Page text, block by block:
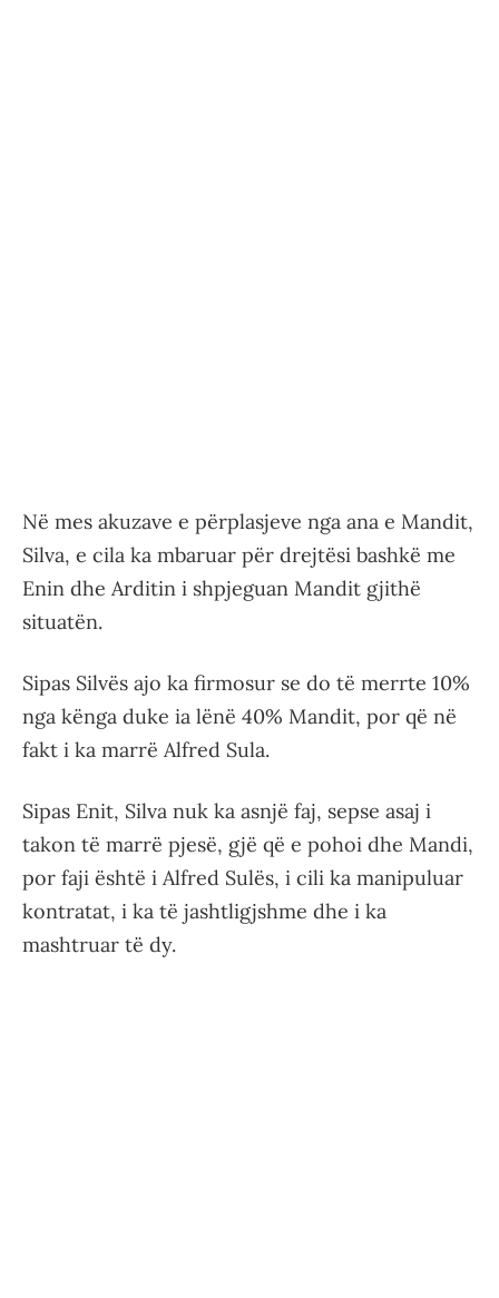
Në mes akuzave e përplasjeve nga ana e Mandit,
Silva, e cila ka mbaruar për drejtësi bashkë me
Enin dhe Arditin i shpjeguan Mandit gjithë
situatën.
Sipas Silvës ajo ka firmosur se do të merrte 10%
nga kënga duke ia lënë 40% Mandit, por që në
fakt i ka marrë Alfred Sula.
Sipas Enit, Silva nuk ka asnjë faj, sepse asaj i
takon të marrë pjesë, gjë që e pohoi dhe Mandi,
por faji është i Alfred Sulës, i cili ka manipuluar
kontratat, i ka të jashtligjshme dhe i ka
mashtruar të dy.